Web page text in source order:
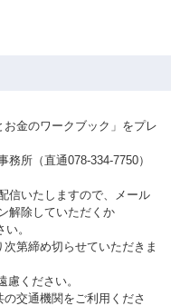
金のワークブック」をプレ
所（直通078-334-7750）
信いたしますので、メール
解除していただくか
。
第締め切らせていただきま
ください。
交通機関をご利用くださ